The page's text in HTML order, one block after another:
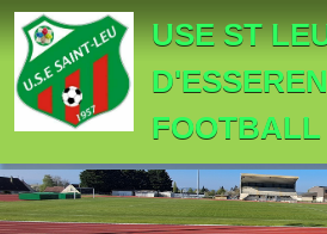
USE ST
FOOTBALL
Panneau de gestion des cookies